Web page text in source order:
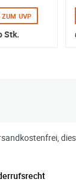
ZUM UVP
Stk.